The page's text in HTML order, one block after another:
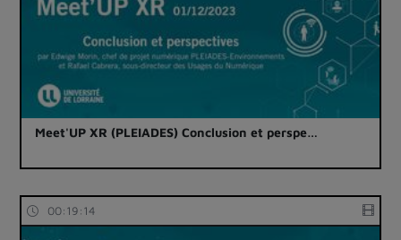
Meet'UP XR (PLEIADES) Conclusion et perspe…
00:19:14